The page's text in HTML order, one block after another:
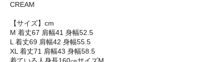
CREAM
【サイズ】cm
M 着丈67 肩幅41 身幅52.5
L 着丈69 肩幅42 身幅55.5
XL 着丈71 肩幅43 身幅58.5